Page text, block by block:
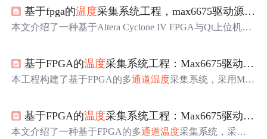
端使用Qt框架完成串口通信、温度曲线绘制和数据存储功
能。适用于多通道实时温度监控。
基于fpga的温度采集系统工程，max6675驱动源码，可上传到电脑上位机软件绘制
本文介绍了一种基于Altera Cyclone IV FPGA与Qt上位机的
实现数码管动态显示，Qt端完成串口通信、实时温度曲线
绘制（滚动窗口）、日志记录与时间戳管理，构成软硬协
基于FPGA的温度采集系统工程：Max6675驱动源码与QT控制软件工程代码
本工程构建了基于FPGA的多通道温度采集系统，采用MA
时 温度曲线绘制（500ms刷新）及数据存储。系统支持3路
同步采集、0.5秒周期采样，适配Cyclone IV E FPGA，具
基于FPGA的温度采集系统工程：Max6675驱动源码及QT控制软件工程代码
本文介绍了一种基于FPGA的多通道温度采集系统，采用M